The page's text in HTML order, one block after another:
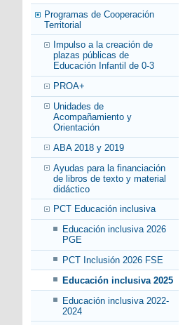
Programas de Cooperación
Territorial
Impulso a la creación de
plazas públicas de
Educación Infantil de 0-3
PROA+
Unidades de
Acompañamiento y
Orientación
ABA 2018 y 2019
Ayudas para la financiación
de libros de texto y material
didáctico
PCT Educación inclusiva
Educación inclusiva 2026
PGE
PCT Inclusión 2026 FSE
Educación inclusiva 2025
Educación inclusiva 2022-
2024